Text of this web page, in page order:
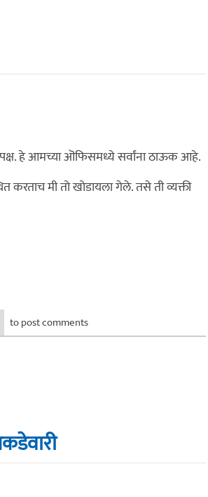
पक्ष. हे आमच्या ऒफिसमध्ये सर्वांना ठाऊक आहे.
करताच मी तो खोडायला गेले. तसे ती व्यक्ती
to post comments